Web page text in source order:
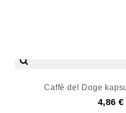
Caffé del Doge
4,86 €